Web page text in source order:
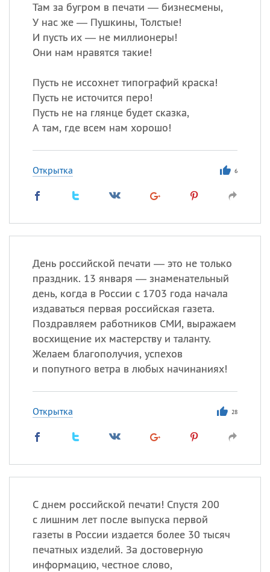
Там за бугром в печати — бизнесмены,
У нас же — Пушкины, Толстые!
И пусть их — не миллионеры!
Они нам нравятся такие!
Пусть не иссохнет типографий краска!
Пусть не источится перо!
Пусть не на глянце будет сказка,
А там, где всем нам хорошо!
Открытка 6
День российской печати — это не только
праздник. 13 января — знаменательный
день, когда в России с 1703 года начала
издаваться первая российская газета.
Поздравляем работников СМИ, выражаем
восхищение их мастерству и таланту.
Желаем благополучия, успехов
и попутного ветра в любых начинаниях!
Открытка 28
С днем российской печати! Спустя 200
с лишним лет после выпуска первой
газеты в России издается более 30 тысяч
печатных изделий. За достоверную
информацию, честное слово,
Сегодня празднуют именины
Герман
Анфиса
Посмотреть значение